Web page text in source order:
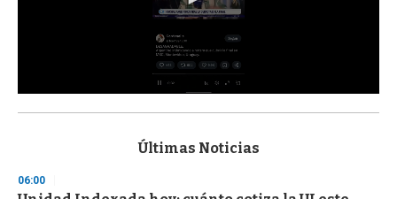
s
d
Últimas Noticias
06:00